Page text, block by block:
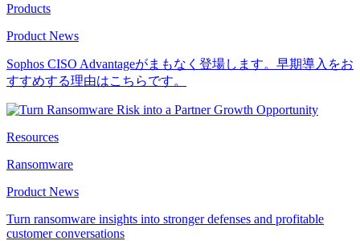
Products
Product News
Sophos CISO Advantageがまもなく登場します。早期導入をお
すすめする理由はこちらです。
Resources
Ransomware
Product News
Turn ransomware insights into stronger defenses and profitable
customer conversations